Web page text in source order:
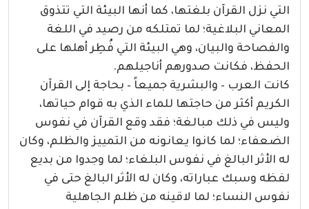
التي نزل القرآن بلغتها، كما أنها البيئة التي تتذوق
المعاني البلاغية؛ لما تمتلكه من رصيد في اللغة
والفصاحة والبيان، وهي البيئة التي فُطِر أهلها على
الحفظ، فكانت صدورهم أناجيلهم.
كانت العرب – والبشرية جميعاً – بحاجة إلى القرآن
الكريم أكثر من حاجتها للماء الذي به قوام حياتها،
وليس في ذلك مبالغة؛ فقد وقع القرآن في نفوس
الضعفاء؛ لما كانوا يعانونه من التمييز والظلم، وكان
له الأثر البالغ في نفوس البلغاء؛ لما وجدوا من بديع
لفظه وسبك عباراته، وكان له الأثر البالغ حتى في
نفوس النساء؛ لما لاقينه من ظلم الجاهلية